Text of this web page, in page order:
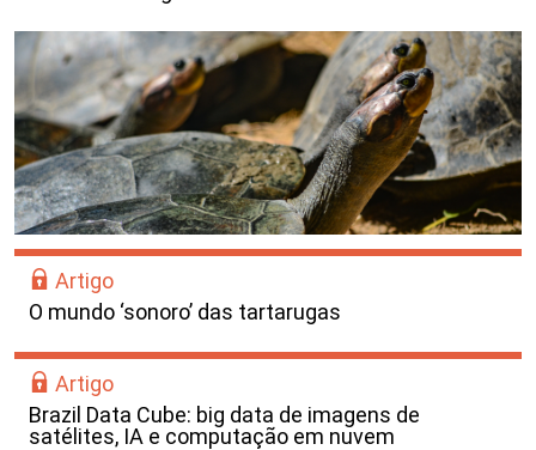
Artigo
O mundo ‘sonoro’ das tartarugas
Artigo
Brazil Data Cube: big data de imagens de
satélites, IA e computação em nuvem